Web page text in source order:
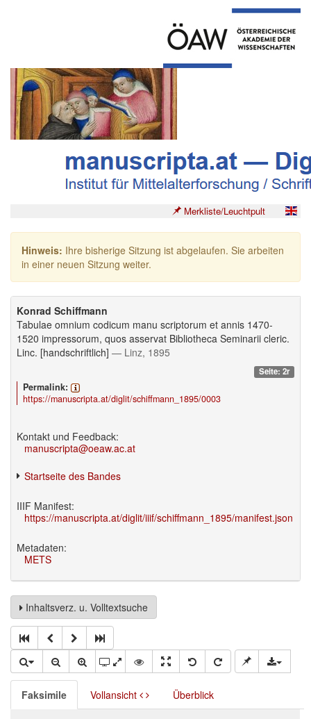
Merkliste/Leuchtpult
Hinweis: Ihre bisherige Sitzung ist abgelaufen. Sie arbeiten
in einer neuen Sitzung weiter.
Konrad Schiffmann
Tabulae omnium codicum manu scriptorum et annis 1470-
1520 impressorum, quos asservat Bibliotheca Seminarii cleric.
Linc. [handschriftlich] — Linz, 1895
Seite: 2r
Permalink:
https://manuscripta.at/diglit/schiffmann_1895/0003
Kontakt und Feedback:
manuscripta@oeaw.ac.at
Startseite des Bandes
IIIF Manifest:
https://manuscripta.at/diglit/iiif/schiffmann_1895/manifest.json
Metadaten:
METS
Inhaltsverz. u. Volltextsuche
Faksimile Vollansicht Überblick